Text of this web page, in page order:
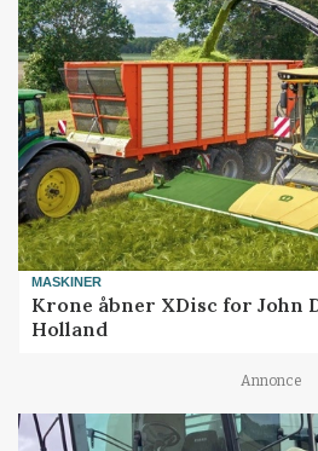
MASKINER
Krone åbner XDisc for John
Holland
Annonce